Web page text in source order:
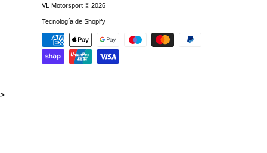
VL Motorsport © 2026
Tecnología de Shopify
>